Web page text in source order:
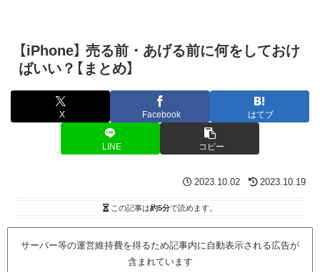
【iPhone】 売る前・あげる前に何をしておけ
ばいい？【まとめ】
X Facebook はてブ
LINE コピー
2023.10.02 2023.10.19
この記事は約5分で読めます。
サーバー等の運営維持費を得るため記事内に自動表示される広告が
含まれています